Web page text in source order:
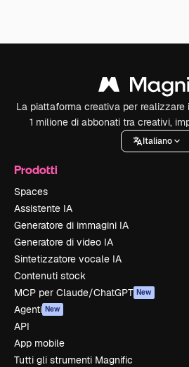
La piattaforma creativa per
1 milione di abbonati tra creativi,
Italiano
Prodotti
Spaces
Assistente IA
Generatore di immagini IA
Generatore di video IA
Sintetizzatore vocale IA
Contenuti stock
MCP per Claude/ChatGPT New
Agenti New
API
App mobile
Tutti gli strumenti Magnific